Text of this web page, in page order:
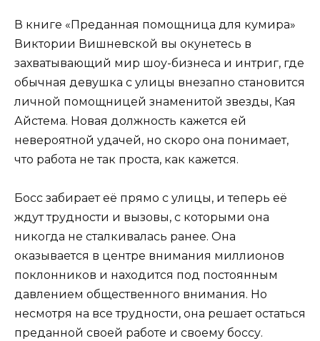
В книге «Преданная помощница для кумира»
Виктории Вишневской вы окунетесь в
захватывающий мир шоу-бизнеса и интриг, где
обычная девушка с улицы внезапно становится
личной помощницей знаменитой звезды, Кая
Айстема. Новая должность кажется ей
невероятной удачей, но скоро она понимает,
что работа не так проста, как кажется.
Босс забирает её прямо с улицы, и теперь её
ждут трудности и вызовы, с которыми она
никогда не сталкивалась ранее. Она
оказывается в центре внимания миллионов
поклонников и находится под постоянным
давлением общественного внимания. Но
несмотря на все трудности, она решает остаться
преданной своей работе и своему боссу.